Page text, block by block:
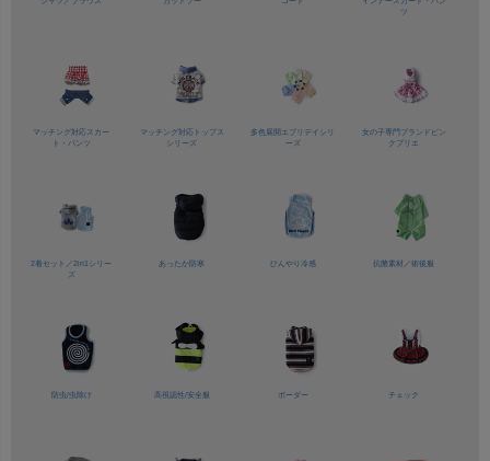
ツ
マッチング対応スカー
ト・パンツ
マッチング対応トップス
シリーズ
多色展開 エブリデイシリ
ーズ
女の子専門ブランド ピン
クプリエ
2着セット／2in1シリー
ズ
あったか防寒 ひんやり冷感 抗菌素材／ 術後服
防虫/虫除け 高視認性/安全服 ボーダー チェック